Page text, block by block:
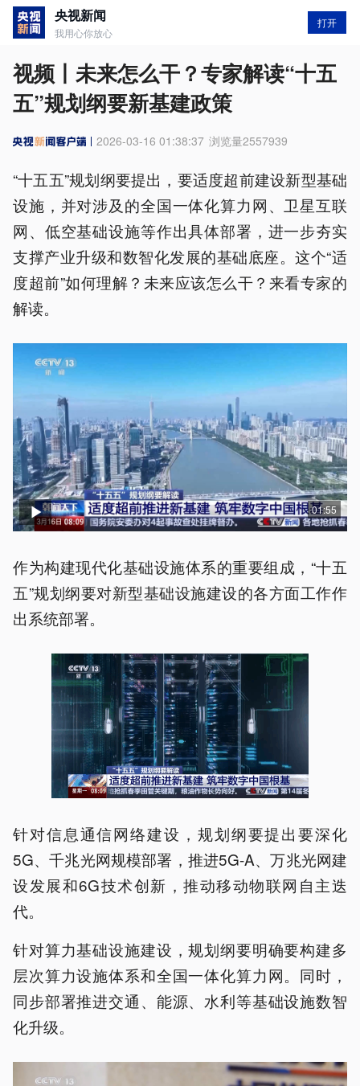
央视新闻
我用心你放心
打开
视频丨未来怎么干？专家解读“十五
五”规划纲要新基建政策
2026-03-16 01:38:37 浏览量2557939
“十五五”规划纲要提出，要适度超前建设新型基础
设施，并对涉及的全国一体化算力网、卫星互联
网、低空基础设施等作出具体部署，进一步夯实
支撑产业升级和数智化发展的基础底座。这个“适
度超前”如何理解？未来应该怎么干？来看专家的
解读。
01:55
作为构建现代化基础设施体系的重要组成，“十五
五”规划纲要对新型基础设施建设的各方面工作作
出系统部署。
针对信息通信网络建设，规划纲要提出要深化
5G、千兆光网规模部署，推进5G-A、万兆光网建
设发展和6G技术创新，推动移动物联网自主迭
代。
针对算力基础设施建设，规划纲要明确要构建多
层次算力设施体系和全国一体化算力网。同时，
同步部署推进交通、能源、水利等基础设施数智
化升级。